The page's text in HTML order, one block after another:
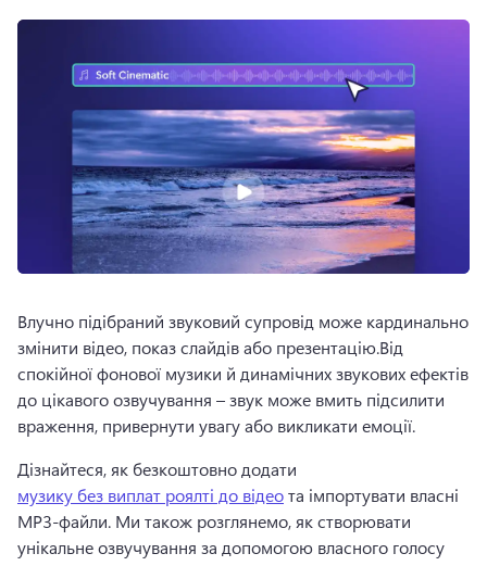
Влучно підібраний звуковий супровід може кардинально
змінити відео, показ слайдів або презентацію.Від
спокійної фонової музики й динамічних звукових ефектів
до цікавого озвучування – звук може вмить підсилити
враження, привернути увагу або викликати емоції.
Дізнайтеся, як безкоштовно додати
музику без виплат роялті до відео та імпортувати власні
MP3-файли. Ми також розглянемо, як створювати
унікальне озвучування за допомогою власного голосу